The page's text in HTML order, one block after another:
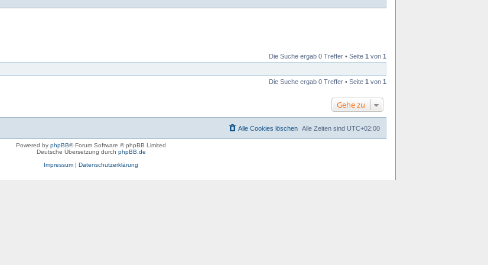
Die Suche ergab 0 Treffer • Seite 1 von 1
Die Suche ergab 0 Treffer • Seite 1 von 1
Gehe zu
Alle Zeiten sind UTC+02:00
Alle Cookies löschen
Powered by phpBB® Forum Software © phpBB Limited
Deutsche Übersetzung durch phpBB.de
Impressum | Datenschutzerklärung